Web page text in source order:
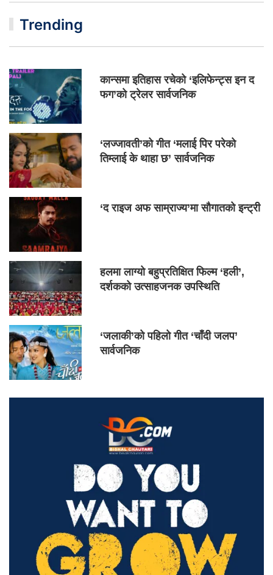
Trending
कान्समा इतिहास रचेको ‘इलिफेन्ट्स इन द
फग’को ट्रेलर सार्वजनिक
‘लज्जावती’को गीत ‘मलाई पिर परेको
तिम्लाई के थाहा छ’ सार्वजनिक
‘द राइज अफ साम्राज्य’मा सौगातको इन्ट्री
हलमा लाग्यो बहुप्रतिक्षित फिल्म ‘हली’,
दर्शकको उत्साहजनक उपस्थिति
‘जलाकी’को पहिलो गीत ‘चाँदी जलप’
सार्वजनिक